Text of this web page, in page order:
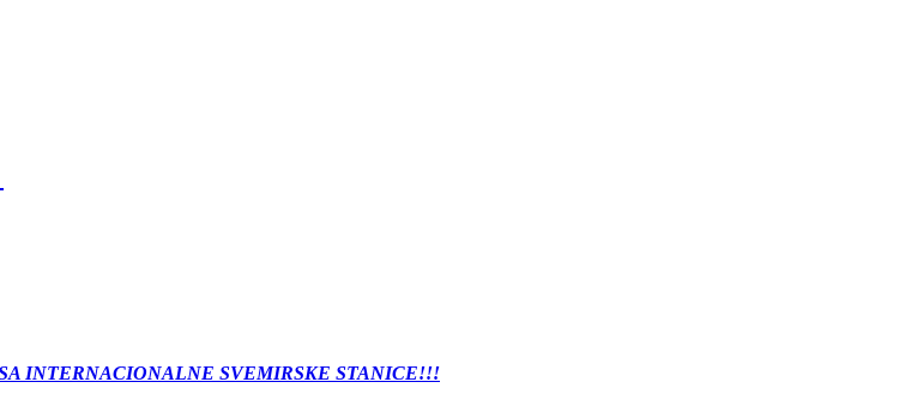
INTERNACIONALNE SVEMIRSKE STANICE!!!